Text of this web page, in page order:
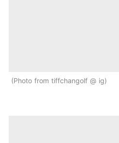
Photo from tiffchangolf @ ig